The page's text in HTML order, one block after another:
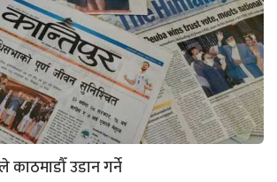
काठमाडौँ उडान गर्ने